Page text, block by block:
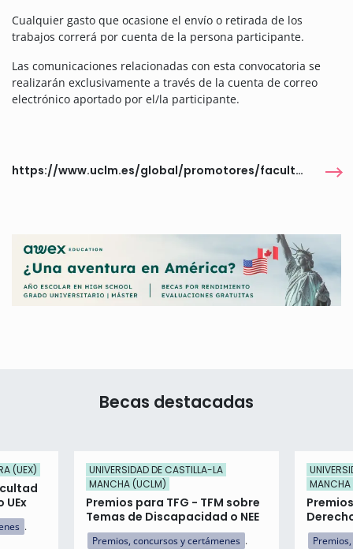
Cualquier gasto que ocasione el envío o retirada de los
trabajos correrá por cuenta de la persona participante.
Las comunicaciones relacionadas con esta convocatoria se
realizarán exclusivamente a través de la cuenta de correo
electrónico aportado por el/la participante.
https://www.uclm.es/global/promotores/facultades%20y%20escuelas/toledo/to-ta-terapia%20ocupacional/novedades/catedra-funden
Becas destacadas
(UEX)
UNIVERSIDAD DE CASTILLA-LA
MANCHA (UCLM)
Premios para TFG - TFM sobre
Temas de Discapacidad o NEE
Premios, concursos y certámenes